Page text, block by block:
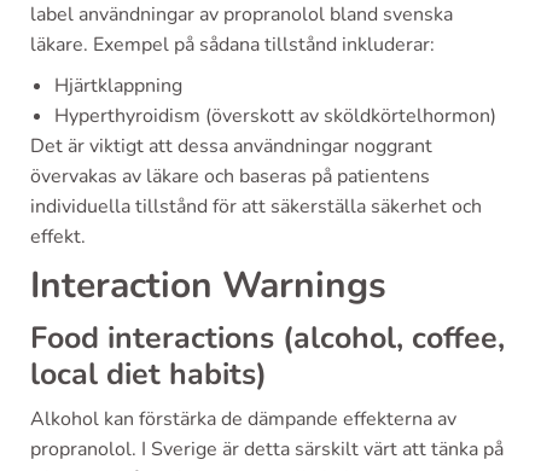
label användningar av propranolol bland svenska
läkare. Exempel på sådana tillstånd inkluderar:
Hjärtklappning
Hyperthyroidism (överskott av sköldkörtelhormon)
Det är viktigt att dessa användningar noggrant
övervakas av läkare och baseras på patientens
individuella tillstånd för att säkerställa säkerhet och
effekt.
Interaction Warnings
Food interactions (alcohol, coffee,
local diet habits)
Alkohol kan förstärka de dämpande effekterna av
propranolol. I Sverige är detta särskilt värt att tänka på